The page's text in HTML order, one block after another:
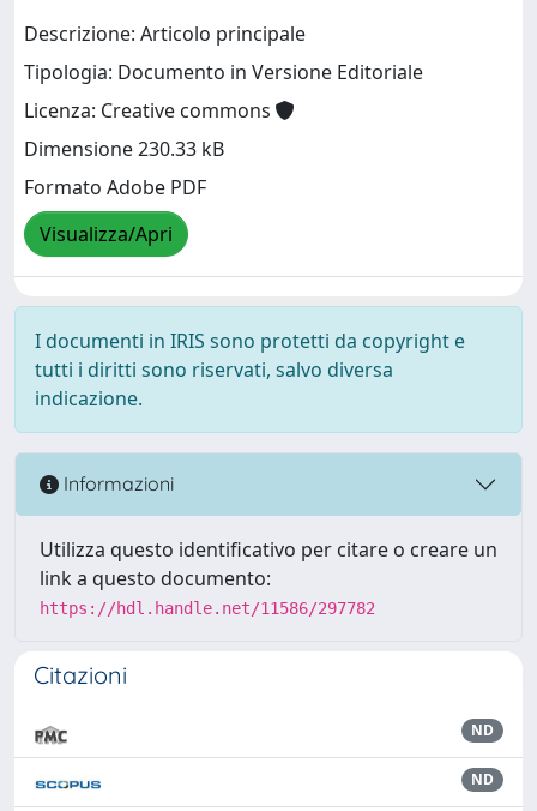
Descrizione: Articolo principale
Tipologia: Documento in Versione Editoriale
Licenza: Creative commons
Dimensione 230.33 kB
Formato Adobe PDF
Visualizza/Apri
I documenti in IRIS sono protetti da copyright e
tutti i diritti sono riservati, salvo diversa
indicazione.
Informazioni
Utilizza questo identificativo per citare o creare un
link a questo documento:
https://hdl.handle.net/11586/297782
Citazioni
ND
ND